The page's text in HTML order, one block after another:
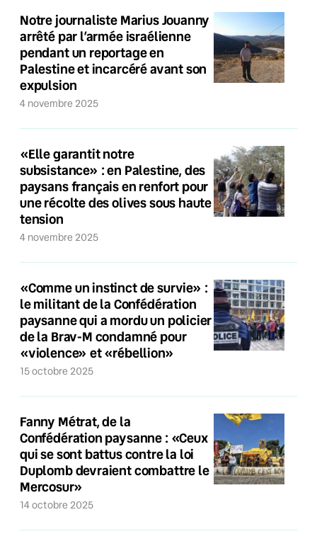
Notre journaliste Marius Jouanny
arrêté par l’armée israélienne
pendant un reportage en
Palestine et incarcéré avant son
expulsion
4 novembre 2025
«Elle garantit notre
subsistance» : en Palestine, des
paysans français en renfort pour
une récolte des olives sous haute
tension
4 novembre 2025
«Comme un instinct de survie» :
le militant de la Confédération
paysanne qui a mordu un policier
de la Brav-M condamné pour
«violence» et «rébellion»
15 octobre 2025
Fanny Métrat, de la
Confédération paysanne : «Ceux
qui se sont battus contre la loi
Duplomb devraient combattre le
Mercosur»
14 octobre 2025